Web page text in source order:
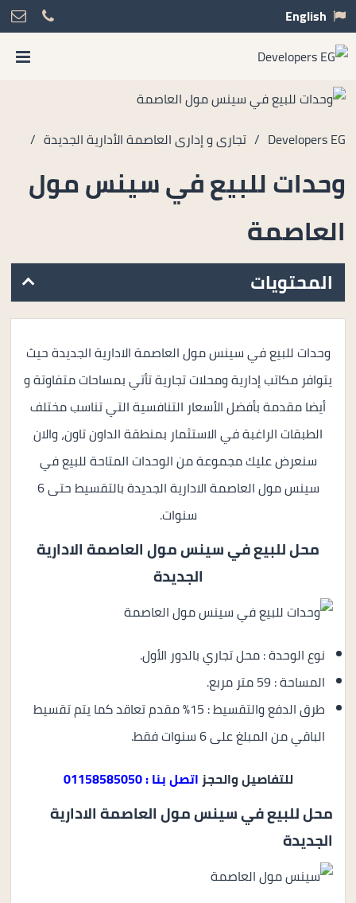
English
Developers EG
/ تجارى و إدارى العاصمة الأدارية الجديدة /
وحدات للبيع في سينس مول
العاصمة
المحتويات
وحدات للبيع في سينس مول العاصمة الادارية الجديدة حيث
يتوافر مكاتب إدارية ومحلات تجارية تأتي بمساحات متفاوتة و
أيضا مقدمة بأفضل الأسعار التنافسية التي تناسب مختلف
الطبقات الراغبة في الاستثمار بمنطقة الداون تاون، والان
سنعرض عليك مجموعة من الوحدات المتاحة للبيع في
سينس مول العاصمة الادارية الجديدة بالتقسيط حتى 6
سنوات.
محل للبيع فيسينس مول العاصمة الادارية
الجديدة
نوع الوحدة : محل تجاري بالدور الأول.
المساحة : 59 متر مربع.
طرق الدفع والتقسيط : 15% مقدم تعاقد كما يتم تقسيط
الباقي من المبلغ على 6 سنوات فقط.
للتفاصيل والحجزاتصل بنا : 01158585050
محل للبيع في سينس مول العاصمة الادارية
الجديدة